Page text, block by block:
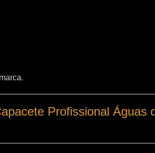
Profissional Águas